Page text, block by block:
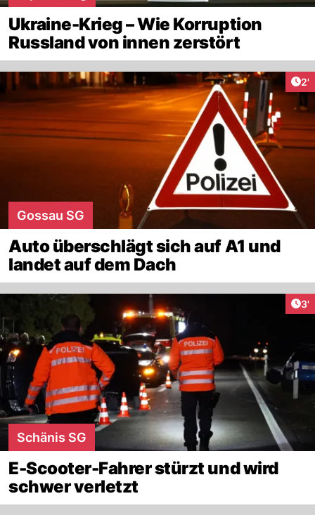
Ukraine-Krieg – Wie Korruption
Russland von innen zerstört
2'
Gossau SG
Auto überschlägt sich auf A1 und
landet auf dem Dach
3'
Schänis SG
E-Scooter-Fahrer stürzt und wird
schwer verletzt